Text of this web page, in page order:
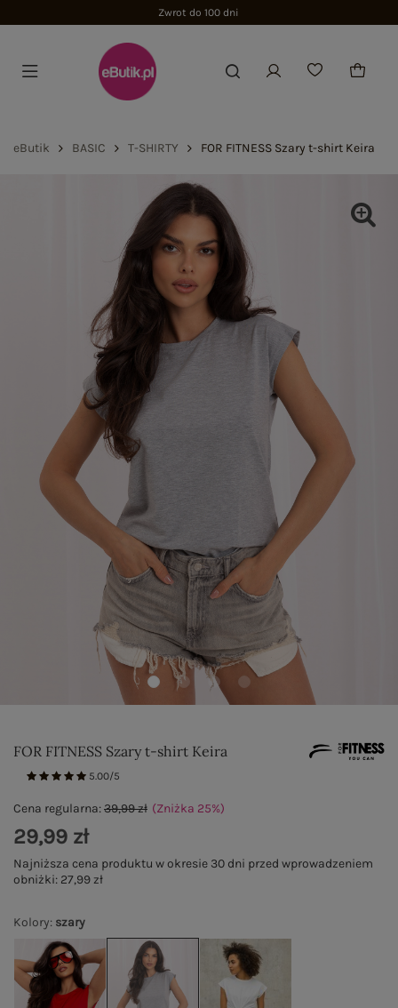
Zwrot do 100 dni
eButik BASIC T-SHIRTY FOR FITNESS Szary t-shirt Keira
FOR FITNESS Szary t-shirt Keira
5.00/5
Kolory: szary
Cena regularna:39,99 zł (Zniżka 25%)
29,99 zł
Najniższa cena produktu w okresie 30 dni przed wprowadzeniem
obniżki: 27,99 zł